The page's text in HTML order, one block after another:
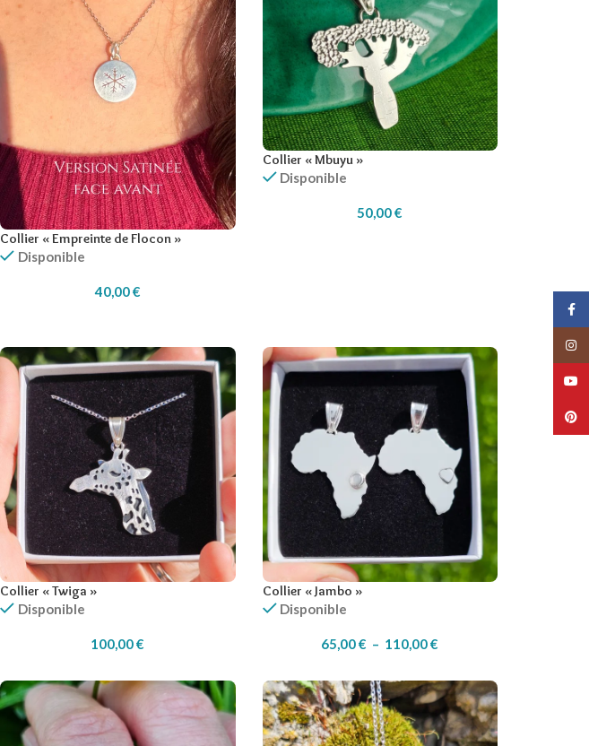
Collier « Empreinte de Flocon »
Disponible
40,00€
Collier « Mbuyu »
Disponible
50,00€
Collier « Twiga »
Disponible
100,00€
Collier « Jambo »
Disponible
65,00€ – 110,00€